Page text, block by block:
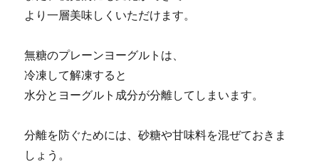
より一層美味しくいただけます。
無糖のプレーンヨーグルトは、
冷凍して解凍すると
水分とヨーグルト成分が分離してしまいます。
分離を防ぐためには、砂糖や甘味料を混ぜておきま
しょう。